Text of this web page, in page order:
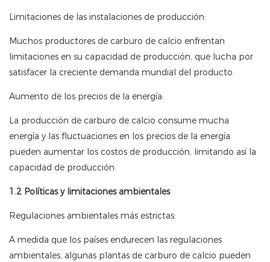
Limitaciones de las instalaciones de producción:
Muchos productores de carburo de calcio enfrentan
limitaciones en su capacidad de producción, que lucha por
satisfacer la creciente demanda mundial del producto.
Aumento de los precios de la energía:
La producción de carburo de calcio consume mucha
energía y las fluctuaciones en los precios de la energía
pueden aumentar los costos de producción, limitando así la
capacidad de producción.
1.2 Políticas y limitaciones ambientales
Regulaciones ambientales más estrictas:
A medida que los países endurecen las regulaciones
ambientales, algunas plantas de carburo de calcio pueden